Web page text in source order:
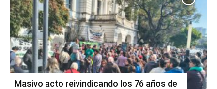
Masivo acto reivindicando los 76 años de